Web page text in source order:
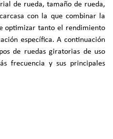
de rueda, tamaño de rueda,
con la que combinar la
optimizar tanto el rendimiento
específica. A continuación
de ruedas giratorias de uso
frecuencia y sus principales